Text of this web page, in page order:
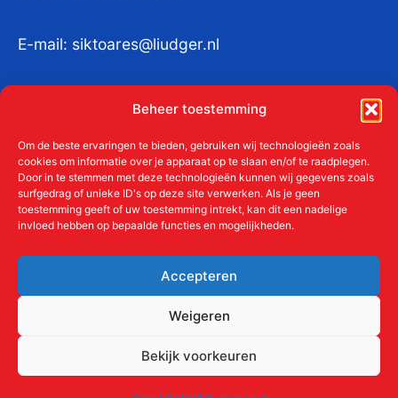
Beheer toestemming
Om de beste ervaringen te bieden, gebruiken wij technologieën zoals
cookies om informatie over je apparaat op te slaan en/of te raadplegen.
Door in te stemmen met deze technologieën kunnen wij gegevens zoals
surfgedrag of unieke ID's op deze site verwerken. Als je geen
toestemming geeft of uw toestemming intrekt, kan dit een nadelige
invloed hebben op bepaalde functies en mogelijkheden.
Accepteren
Weigeren
Bekijk voorkeuren
E-mail: siktoares@liudger.nl
KvKnr:41011712
Meer over de Liudgerstichten
Aanmelden als donateur
ANBI
Contact